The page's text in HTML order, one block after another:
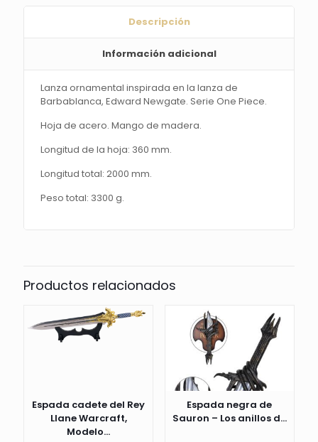
Descripción
Información adicional
Lanza ornamental inspirada en la lanza de
Barbablanca, Edward Newgate. Serie One Piece.
Hoja de acero. Mango de madera.
Longitud de la hoja: 360 mm.
Longitud total: 2000 mm.
Peso total: 3300 g.
Productos relacionados
Espada cadete del Rey
Llane Warcraft,
Modelo...
Espada negra de
Sauron – Los anillos d...